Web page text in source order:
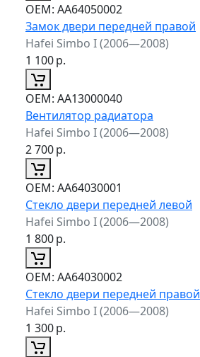
ОЕМ: AA64050002
Замок двери передней правой
Hafei Simbo I (2006—2008)
1 100р.
ОЕМ: AA13000040
Вентилятор радиатора
Hafei Simbo I (2006—2008)
2 700р.
ОЕМ: AA64030001
Стекло двери передней левой
Hafei Simbo I (2006—2008)
1 800р.
ОЕМ: AA64030002
Стекло двери передней правой
Hafei Simbo I (2006—2008)
1 300р.